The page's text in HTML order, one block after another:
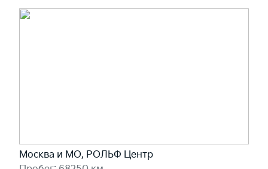
Москва и МО, РОЛЬФ Центр